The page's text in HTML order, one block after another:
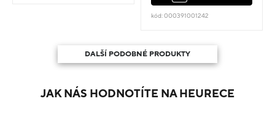
kód: 000391001242
DALŠÍ PODOBNÉ PRODUKTY
JAK NÁS HODNOTÍTE NA HEURECE